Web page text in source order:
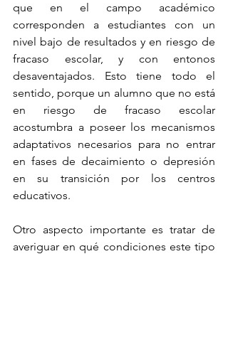
que en el campo académico
corresponden a estudiantes con un
nivel bajo de resultados y en riesgo de
fracaso escolar, y con entonos
desaventajados. Esto tiene todo el
sentido, porque un alumno que no está
en riesgo de fracaso escolar
acostumbra a poseer los mecanismos
adaptativos necesarios para no entrar
en fases de decaimiento o depresión
en su transición por los centros
educativos.
Otro aspecto importante es tratar de
averiguar en qué condiciones este tipo